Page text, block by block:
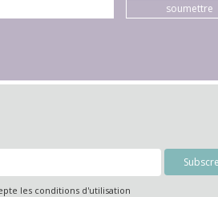
soumettre
les conditions d'utilisation